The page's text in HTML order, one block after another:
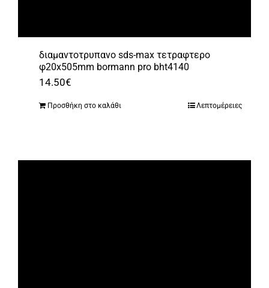
διαμαντοτρυπανο sds-max τετραφτερο
φ20x505mm bormann pro bht4140
14.50€
Προσθήκη στο καλάθι Λεπτομέρειες